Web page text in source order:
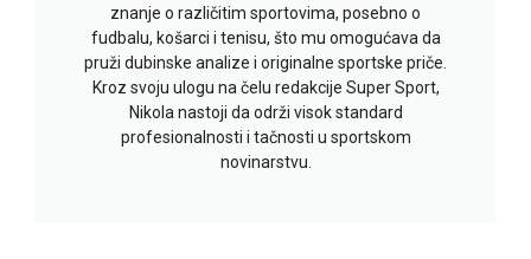
znanje o različitim sportovima, posebno o
fudbalu, košarci i tenisu, što mu omogućava da
pruži dubinske analize i originalne sportske priče.
Kroz svoju ulogu na čelu redakcije Super Sport,
Nikola nastoji da održi visok standard
profesionalnosti i tačnosti u sportskom
novinarstvu.